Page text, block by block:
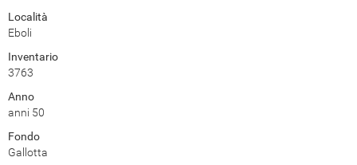
Località
Eboli
Inventario
3763
Anno
anni 50
Fondo
Gallotta